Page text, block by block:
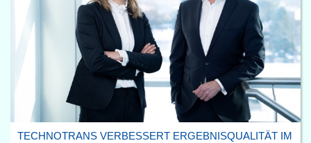
TECHNOTRANS VERBESSERT ERGEBNISQUALITÄT IM